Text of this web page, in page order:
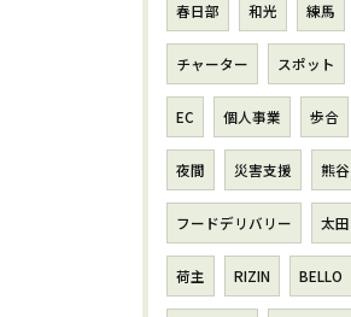
春日部 和光 練馬
チャーター スポット
EC 個人事業 歩合
夜間 災害支援 熊谷
フードデリバリー 太田
荷主 RIZIN BELLO